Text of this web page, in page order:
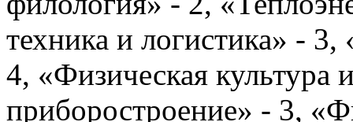
техника и логистика» -
4, «Физическая культура
приборостроение» - 3,